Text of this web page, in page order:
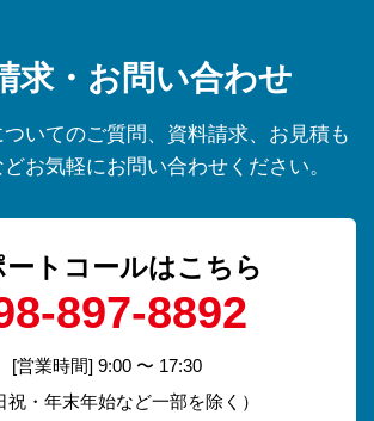
求・お問い合わせ
いてのご質問、資料請求、お見積も
お気軽にお問い合わせください。
ートコールはこちら
897-8892
[営業時間] 9:00 〜 17:30
祝・年末年始など一部を除く）